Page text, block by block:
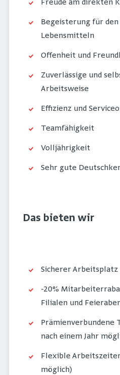
Freude am direkten
Begeisterung für
Lebensmitteln
Offenheit und
Zuverlässige und
Arbeitsweise
Effizienz und
Teamfähigkeit
Volljährigkeit
Sehr gute
Das bieten wir
Sicherer Arbeitsplatz
-20%
Filialen und
Prämienverbundene
nach einem Jahr
Flexible
möglich)